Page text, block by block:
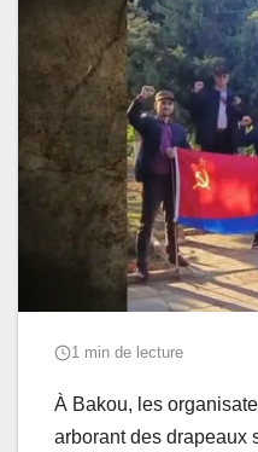
1 min de lecture
À Bakou, les
arborant des drapeaux